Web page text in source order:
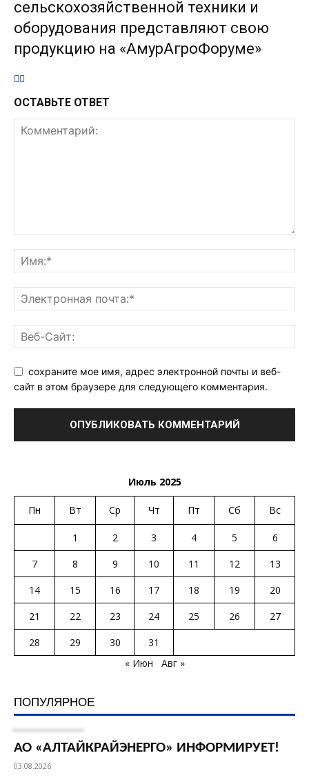
сельскохозяйственной техники и
оборудования представляют свою
продукцию на «АмурАгроФоруме»
ОСТАВЬТЕ ОТВЕТ
сохраните мое имя, адрес электронной почты и веб-
сайт в этом браузере для следующего комментария.
Июль 2025
Пн Вт Ср Чт Пт Сб Вс
1 2 3 4 5
6
7
8 9 10 11 12
13
14
15 16 17 18 19
20
21
22 23 24 25 26
27
28
29 30
31
« Июн
Авг »
ПОПУЛЯРНОЕ
АО «АЛТАЙКРАЙЭНЕРГО» ИНФОРМИРУЕТ!
03.08.2026